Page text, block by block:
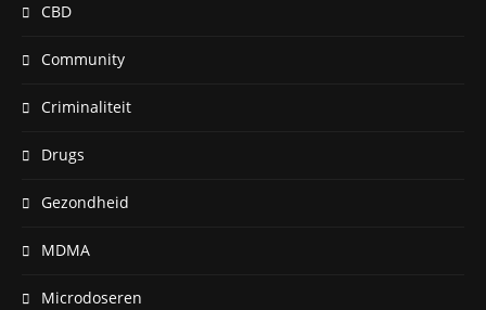
CBD
Community
Criminaliteit
Drugs
Gezondheid
MDMA
Microdoseren